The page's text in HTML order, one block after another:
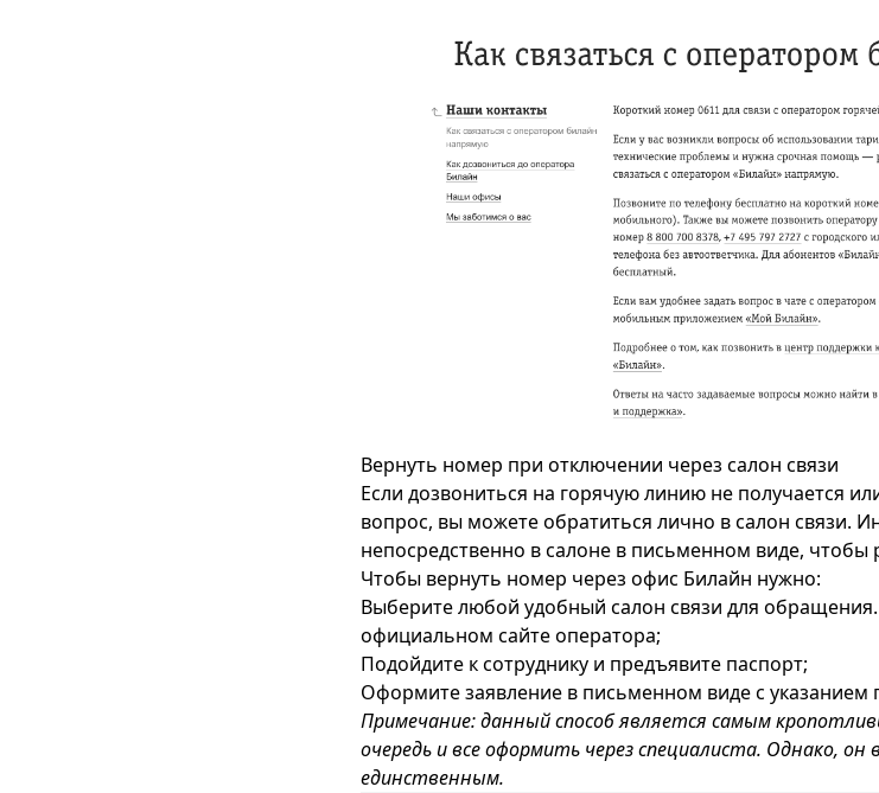
Вернуть номер при отключении через салон связи
Если дозвониться на горячую линию не получается
вопрос, вы можете обратиться лично в салон связи.
непосредственно в салоне в письменном виде, чтобы
Чтобы вернуть номер через офис Билайн нужно:
Выберите любой удобный салон связи для обращения.
официальном сайте оператора;
Подойдите к сотруднику и предъявите паспорт;
Оформите заявление в письменном виде с
Примечание: данный способ является самым
очередь и все оформить через специалиста. Однако,
единственным.